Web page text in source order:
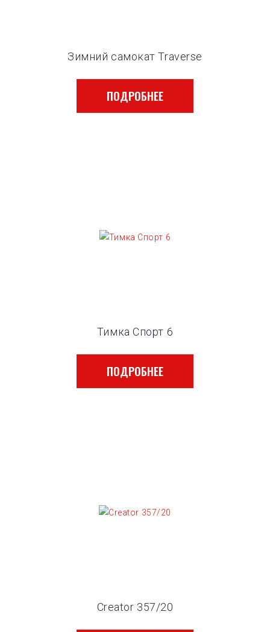
Зимний самокат Traverse
ПОДРОБНЕЕ
Тимка Спорт 6
ПОДРОБНЕЕ
Creator 357/20